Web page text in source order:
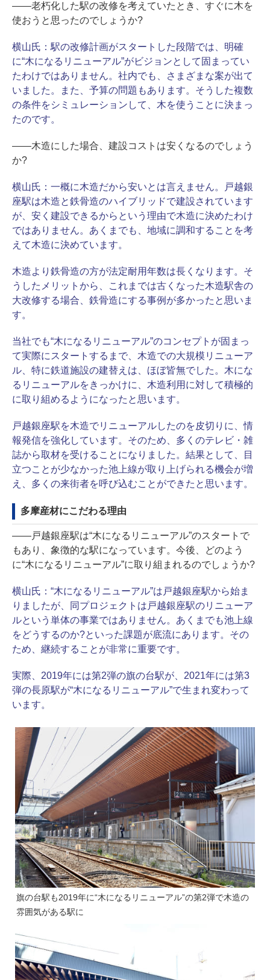
――老朽化した駅の改修を考えていたとき、すぐに木を
使おうと思ったのでしょうか?
横山氏： 駅の改修計画がスタートした段階では、明確
に“木になるリニューアル”がビジョンとして固まってい
たわけではありません。社内でも、さまざまな案が出て
いました。また、予算の問題もあります。そうした複数
の条件をシミュレーションして、木を使うことに決まっ
たのです。
――木造にした場合、建設コストは安くなるのでしょう
か?
横山氏： 一概に木造だから安いとは言えません。戸越銀
座駅は木造と鉄骨造のハイブリッドで建設されています
が、安く建設できるからという理由で木造に決めたわけ
ではありません。あくまでも、地域に調和することを考
えて木造に決めています。
木造より鉄骨造の方が法定耐用年数は長くなります。そ
うしたメリットから、これまでは古くなった木造駅舎の
大改修する場合、鉄骨造にする事例が多かったと思いま
す。
当社でも“木になるリニューアル”のコンセプトが固まっ
て実際にスタートするまで、木造での大規模リニューア
ル、特に鉄道施設の建替えは、ほぼ皆無でした。木にな
るリニューアルをきっかけに、木造利用に対して積極的
に取り組めるようになったと思います。
戸越銀座駅を木造でリニューアルしたのを皮切りに、情
報発信を強化しています。そのため、多くのテレビ・雑
誌から取材を受けることになりました。結果として、目
立つことが少なかった池上線が取り上げられる機会が増
え、多くの来街者を呼び込むことができたと思います。
多摩産材にこだわる理由
――戸越銀座駅は“木になるリニューアル”のスタートで
もあり、象徴的な駅になっています。今後、どのよう
に“木になるリニューアル”に取り組まれるのでしょうか?
横山氏： “木になるリニューアル”は戸越銀座駅から始ま
りましたが、同プロジェクトは戸越銀座駅のリニューア
ルという単体の事業ではありません。あくまでも池上線
をどうするのか?といった課題が底流にあります。その
ため、継続することが非常に重要です。
実際、2019年には第2弾の旗の台駅が、2021年には第3
弾の長原駅が“木になるリニューアル”で生まれ変わって
います。
旗の台駅も2019年に“木になるリニューアル”の第2弾で木造の
雰囲気がある駅に